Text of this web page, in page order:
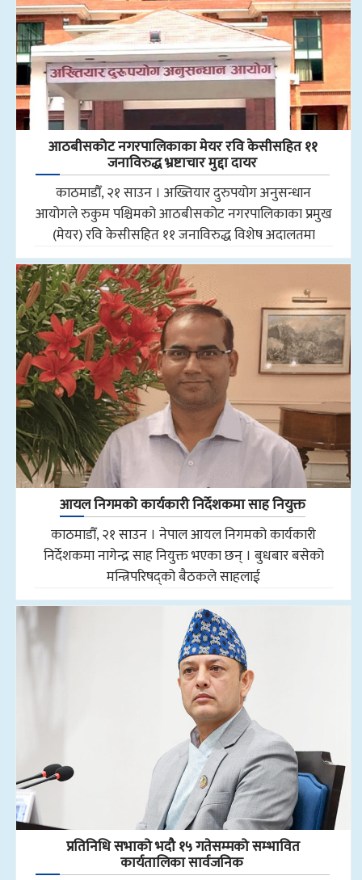
आठबीसकोट नगरपालिकाका मेयर रवि केसीसहित ११
जनाविरुद्ध भ्रष्टाचार मुद्दा दायर
काठमाडौँ, २१ साउन । अख्तियार दुरुपयोग अनुसन्धान
आयोगले रुकुम पश्चिमको आठबीसकोट नगरपालिकाका प्रमुख
(मेयर) रवि केसीसहित ११ जनाविरुद्ध विशेष अदालतमा
आयल निगमको कार्यकारी निर्देशकमा साह नियुक्त
काठमाडौँ, २१ साउन । नेपाल आयल निगमको कार्यकारी
निर्देशकमा नागेन्द्र साह नियुक्त भएका छन् । बुधबार बसेको
मन्त्रिपरिषद्को बैठकले साहलाई
प्रतिनिधि सभाको भदौ १५ गतेसम्मको सम्भावित
कार्यतालिका सार्वजनिक